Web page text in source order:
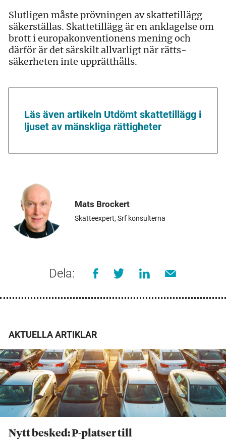
Slutligen måste prövningen av skatte­tillägg
säkerställas. Skattetillägg är en anklagelse om
brott i europakonventionens mening och
därför är det särskilt allvarligt när rätts­
säkerheten inte upprätthålls.
Läs även artikeln Utdömt skattetillägg i
ljuset av mänskliga rättigheter
Mats Brockert
Skatteexpert, Srf konsulterna
Dela:
AKTUELLA ARTIKLAR
Nytt besked: P-platser till